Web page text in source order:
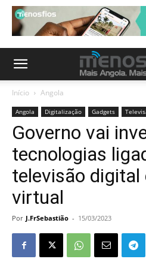
Início Angola
Angola Digitalização Gadgets
Governo vai
tecnologias
televisão digital
virtual
Por J.FrSebastião - 15/03/2023